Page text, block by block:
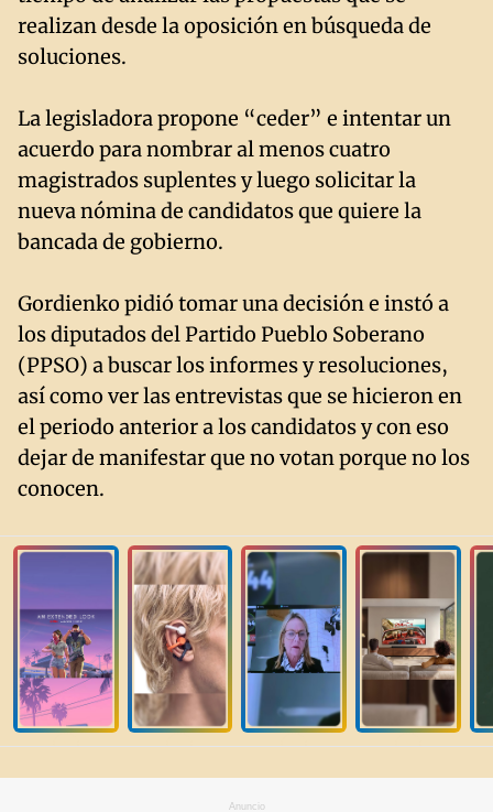
realizan desde la oposición en búsqueda de
soluciones.
La legisladora propone “ceder” e intentar un
acuerdo para nombrar al menos cuatro
magistrados suplentes y luego solicitar la
nueva nómina de candidatos que quiere la
bancada de gobierno.
Gordienko pidió tomar una decisión e instó a
los diputados del Partido Pueblo Soberano
(PPSO) a buscar los informes y resoluciones,
así como ver las entrevistas que se hicieron en
el periodo anterior a los candidatos y con eso
dejar de manifestar que no votan porque no los
conocen.
Anuncio